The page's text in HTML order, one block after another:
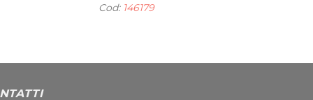
Cod: 146179